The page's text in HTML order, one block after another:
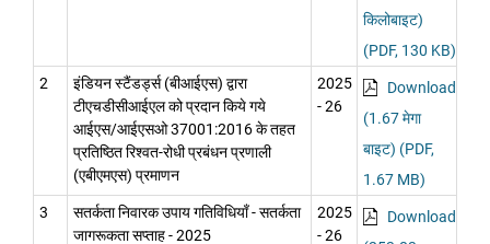
किलोबाइट)
(PDF, 130 KB)
2
इंडियन स्टैंडर्ड्स (बीआईएस) द्वारा
टीएचडीसीआईएल को प्रदान किये गये
आईएस/आईएसओ 37001:2016 के तहत
प्रतिष्ठित रिश्वत-रोधी प्रबंधन प्रणाली
(एबीएमएस) प्रमाणन
2025
- 26
Download
(1.67 मेगा
बाइट) (PDF,
1.67 MB)
3
सतर्कता निवारक उपाय गतिविधियाँ - सतर्कता
जागरूकता सप्ताह - 2025
2025
- 26
Download